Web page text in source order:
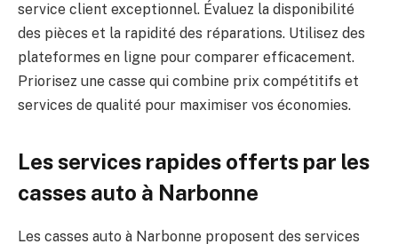
service client exceptionnel. Évaluez la disponibilité
des pièces et la rapidité des réparations. Utilisez des
plateformes en ligne pour comparer efficacement.
Priorisez une casse qui combine prix compétitifs et
services de qualité pour maximiser vos économies.
Les services rapides offerts par les
casses auto à Narbonne
Les casses auto à Narbonne proposent des services